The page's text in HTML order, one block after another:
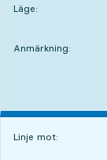
Läge:
LÄGE,
,
Anmärkning:
Linje mot: